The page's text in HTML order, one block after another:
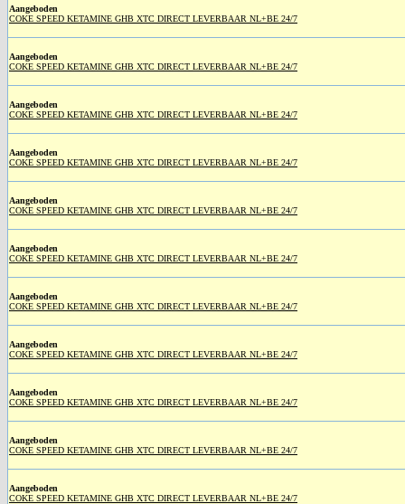
Aangeboden
COKE SPEED KETAMINE GHB XTC DIRECT LEVERBAAR NL+BE 24/7
Aangeboden
COKE SPEED KETAMINE GHB XTC DIRECT LEVERBAAR NL+BE 24/7
Aangeboden
COKE SPEED KETAMINE GHB XTC DIRECT LEVERBAAR NL+BE 24/7
Aangeboden
COKE SPEED KETAMINE GHB XTC DIRECT LEVERBAAR NL+BE 24/7
Aangeboden
COKE SPEED KETAMINE GHB XTC DIRECT LEVERBAAR NL+BE 24/7
Aangeboden
COKE SPEED KETAMINE GHB XTC DIRECT LEVERBAAR NL+BE 24/7
Aangeboden
COKE SPEED KETAMINE GHB XTC DIRECT LEVERBAAR NL+BE 24/7
Aangeboden
COKE SPEED KETAMINE GHB XTC DIRECT LEVERBAAR NL+BE 24/7
Aangeboden
COKE SPEED KETAMINE GHB XTC DIRECT LEVERBAAR NL+BE 24/7
Aangeboden
COKE SPEED KETAMINE GHB XTC DIRECT LEVERBAAR NL+BE 24/7
Aangeboden
COKE SPEED KETAMINE GHB XTC DIRECT LEVERBAAR NL+BE 24/7